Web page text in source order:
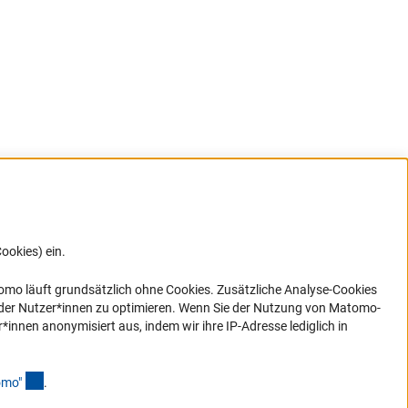
ein.
Link)
läuft grundsätzlich ohne Cookies. Zusätzliche Analyse-Cookies
Nutzer*innen zu optimieren. Wenn Sie der Nutzung von Matomo-
anonymisiert aus, indem wir ihre IP-Adresse lediglich in
" .